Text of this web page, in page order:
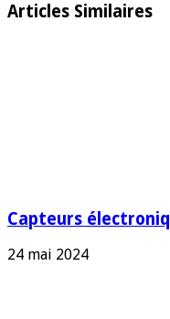
Articles Similaires
Capteurs
24 mai 2024